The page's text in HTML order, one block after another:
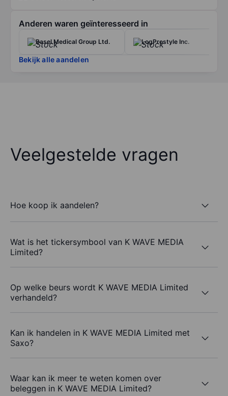
Anderen waren geïnteresseerd in
Basel Medical Group Ltd. LogProstyle Inc.
Bekijk alle aandelen
Veelgestelde vragen
Hoe koop ik aandelen?
Wat is het tickersymbool van K WAVE MEDIA
Limited?
Op welke beurs wordt K WAVE MEDIA Limited
verhandeld?
Kan ik handelen in K WAVE MEDIA Limited met
Saxo?
Waar kan ik meer te weten komen over
beleggen in K WAVE MEDIA Limited?